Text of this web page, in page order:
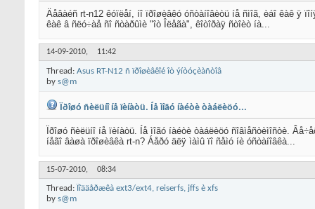
Äåâàéñ rt-n12 êóïëåí, íî ïðîøèâêó óñòàíîâèòü íå ñìîã, èáî êàê ÿ
êàê â ñëó÷àå ñî ñòàðûìè "îò Îëåãà", êîòîðàÿ ñòîèò íà...
14-09-2010, 11:42
Thread: Asus RT-N12 ñ ïðîøèâêîé îò ýíòóçèàñòîâ
by s@m
Ïðîøó ñèëüíî íå ïèíàòü. Íå ìîãó íàéòè òàáëèöó...
Ïðîøó ñèëüíî íå ïèíàòü. Íå ìîãó íàéòè òàáëèöó ñîâìåñòèìîñòè.
íåãî âàøà ïðîøèâêà rt-n? Áåðó äëÿ ìàìû ïî ñåìó íè óñòàíîâêà...
15-07-2010, 08:34
Thread: Ïîääåðæêà ext3/ext4, reiserfs, jffs è xfs
by s@m